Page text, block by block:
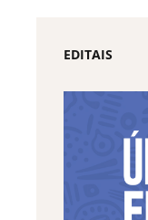
EDITAIS